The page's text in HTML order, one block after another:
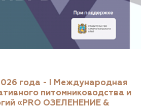
года - I Международная
питомниководства и
«PRO ОЗЕЛЕНЕНИЕ &